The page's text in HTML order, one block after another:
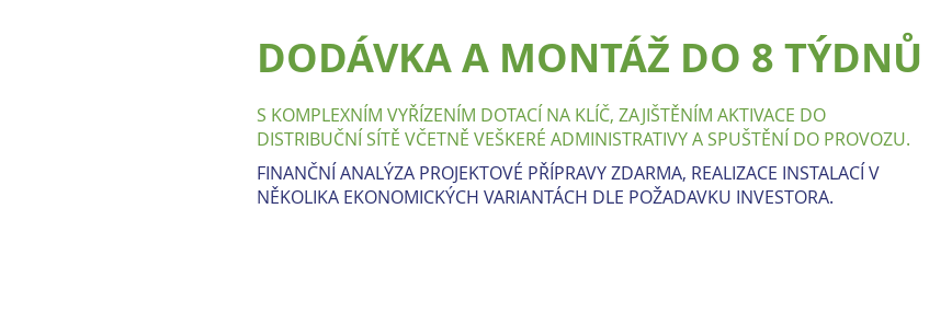
DODÁVKA A MONTÁŽ DO 8 TÝDNŮ
S KOMPLEXNÍM VYŘÍZENÍM DOTACÍ NA KLÍČ, ZAJIŠTĚNÍM AKTIVACE DO
DISTRIBUČNÍ SÍTĚ VČETNĚ VEŠKERÉ ADMINISTRATIVY A SPUŠTĚNÍ DO PROVOZU.
FINANČNÍ ANALÝZA PROJEKTOVÉ PŘÍPRAVY ZDARMA, REALIZACE INSTALACÍ V
NĚKOLIKA EKONOMICKÝCH VARIANTÁCH DLE POŽADAVKU INVESTORA.